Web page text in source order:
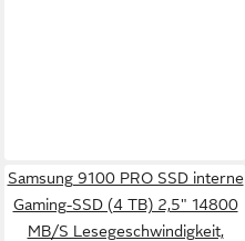
Samsung 9100 PRO SSD interne
Gaming-SSD (4 TB) 2,5" 14800
MB/S Lesegeschwindigkeit,